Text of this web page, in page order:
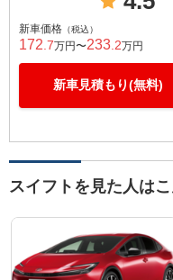
新車価格 （税込）
172 .7万円〜233 .2万円
新車見積もり(無料)
スイフトを見た人は